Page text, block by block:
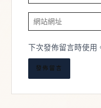
子
郵
件
地
址
網
站
網
址
下次發佈留言時使用